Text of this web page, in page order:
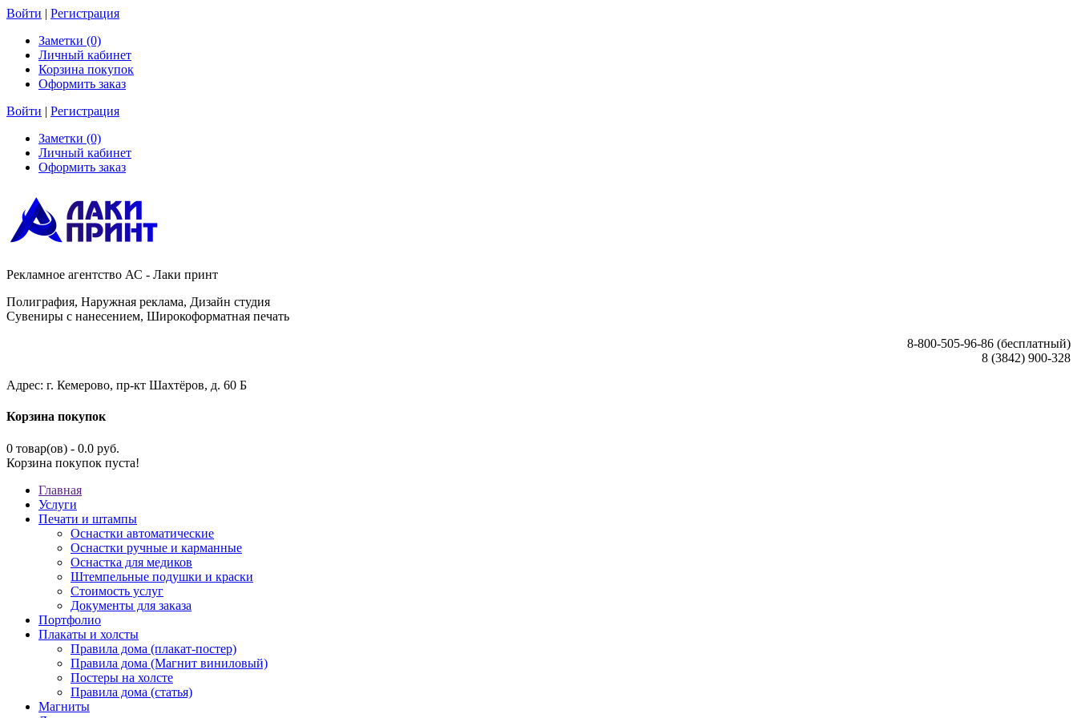
Войти | Регистрация
Заметки (0)
Личный кабинет
Корзина покупок
Оформить заказ
Войти | Регистрация
Заметки (0)
Личный кабинет
Оформить заказ
Рекламное агентство АС - Лаки принт
Полиграфия, Наружная реклама, Дизайн студия
Сувениры с нанесением, Широкоформатная печать
8-800-505-96-86 (бесплатный)
8 (3842) 900-328
Адрес: г. Кемерово, пр-кт Шахтёров, д. 60 Б
Корзина покупок
0 товар(ов) - 0.0 руб.
Корзина покупок пуста!
Главная
Услуги
Печати и штампы
Оснастки автоматические
Оснастки ручные и карманные
Оснастка для медиков
Штемпельные подушки и краски
Стоимость услуг
Документы для заказа
Портфолио
Плакаты и холсты
Правила дома (плакат-постер)
Правила дома (Магнит виниловый)
Постеры на холсте
Правила дома (статья)
Магниты